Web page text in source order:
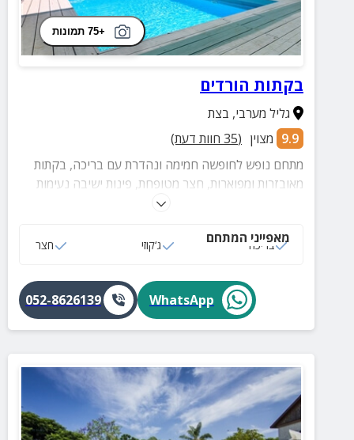
+75 תמונות
בקתות הורדים
גליל מערבי, בצת
9.9 מצוין (
35 חוות דעת)
מתחם נופש לחופשה חמימה ונהדרת עם בריכה, בקתות
מאובזרות ומפוארות, חצר מטופחת, פינות ישיבה נעימות
מאפייני המתחם
בריכה ג‘קוזי חצר
WhatsApp
052-8626139